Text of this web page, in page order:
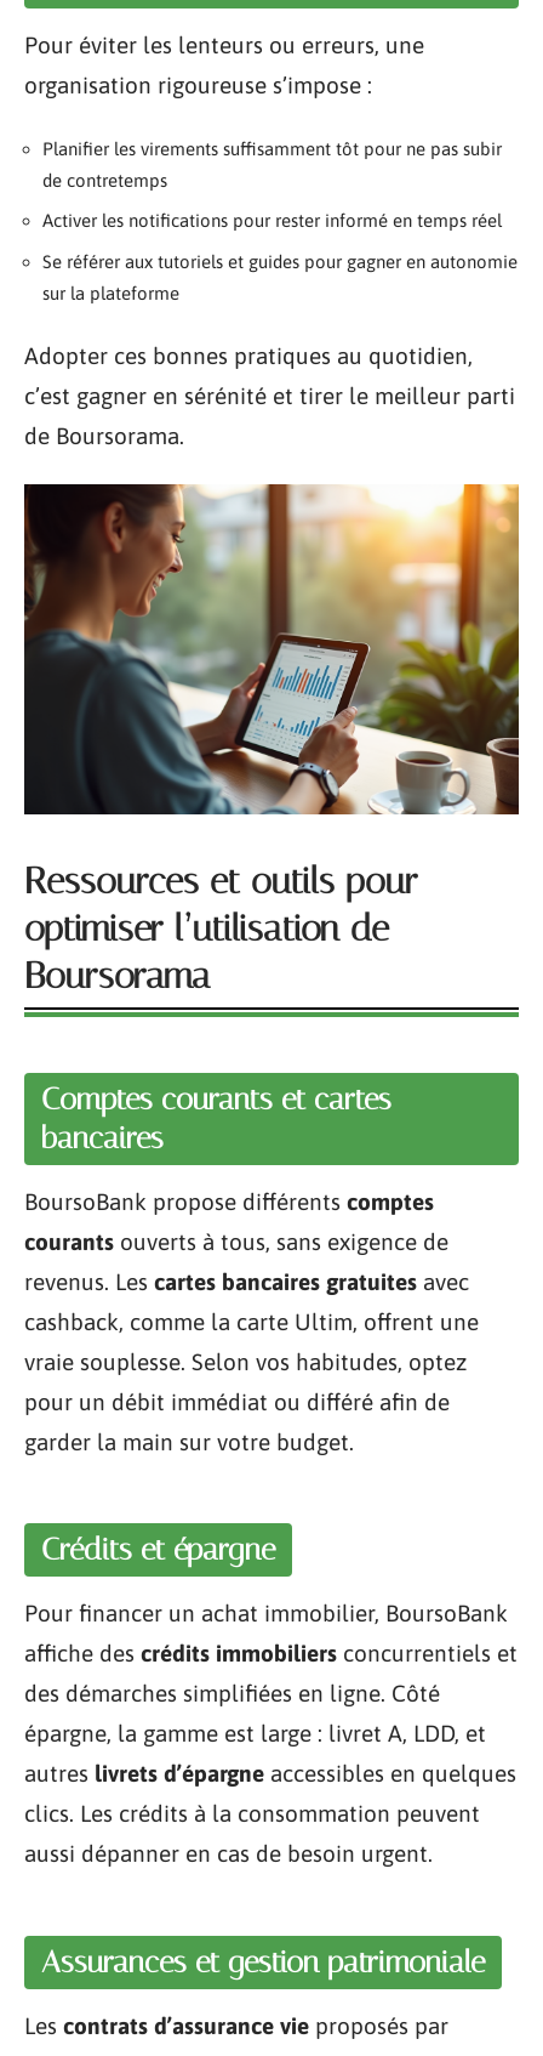
Pour éviter les lenteurs ou erreurs, une
organisation rigoureuse s’impose :
Planifier les virements suffisamment tôt pour ne pas subir
de contretemps
Activer les notifications pour rester informé en temps réel
Se référer aux tutoriels et guides pour gagner en autonomie
sur la plateforme
Adopter ces bonnes pratiques au quotidien,
c’est gagner en sérénité et tirer le meilleur parti
de Boursorama.
Ressources et outils pour
optimiser l’utilisation de
Boursorama
Comptes courants et cartes
bancaires
BoursoBank propose différents comptes
courants ouverts à tous, sans exigence de
revenus. Les cartes bancaires gratuites avec
cashback, comme la carte Ultim, offrent une
vraie souplesse. Selon vos habitudes, optez
pour un débit immédiat ou différé afin de
garder la main sur votre budget.
Crédits et épargne
Pour financer un achat immobilier, BoursoBank
affiche des crédits immobiliers concurrentiels et
des démarches simplifiées en ligne. Côté
épargne, la gamme est large : livret A, LDD, et
autres livrets d’épargne accessibles en quelques
clics. Les crédits à la consommation peuvent
aussi dépanner en cas de besoin urgent.
Assurances et gestion patrimoniale
Les contrats d’assurance vie proposés par